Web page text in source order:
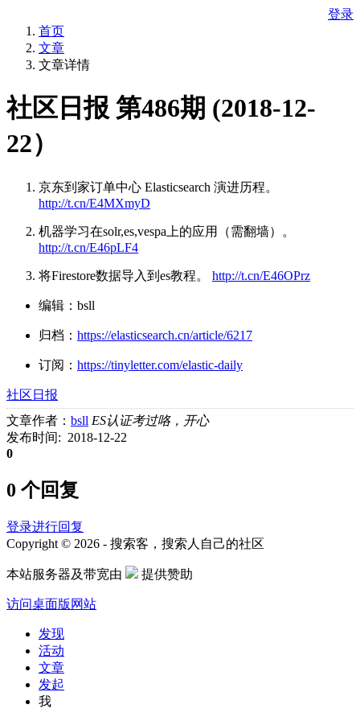
登录
首页
文章
文章详情
社区日报 第486期 (2018-12-
22）
京东到家订单中心 Elasticsearch 演进历程。
http://t.cn/E4MXmyD
机器学习在solr,es,vespa上的应用（需翻墙）。
http://t.cn/E46pLF4
将Firestore数据导入到es教程。 http://t.cn/E46OPrz
编辑：bsll
归档： https://elasticsearch.cn/article/6217
订阅： https://tinyletter.com/elastic-daily
社区日报
文章作者： bsll ES认证考过咯，开心
发布时间: 2018-12-22
0
0 个回复
登录进行回复
Copyright © 2026 - 搜索客，搜索人自己的社区
本站服务器及带宽由 提供赞助
访问桌面版网站
发现
活动
文章
发起
我